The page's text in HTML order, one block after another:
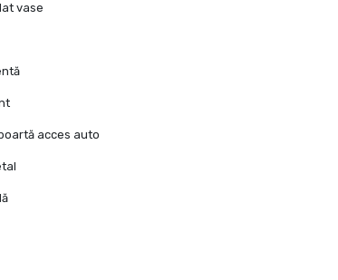
vase
acces auto